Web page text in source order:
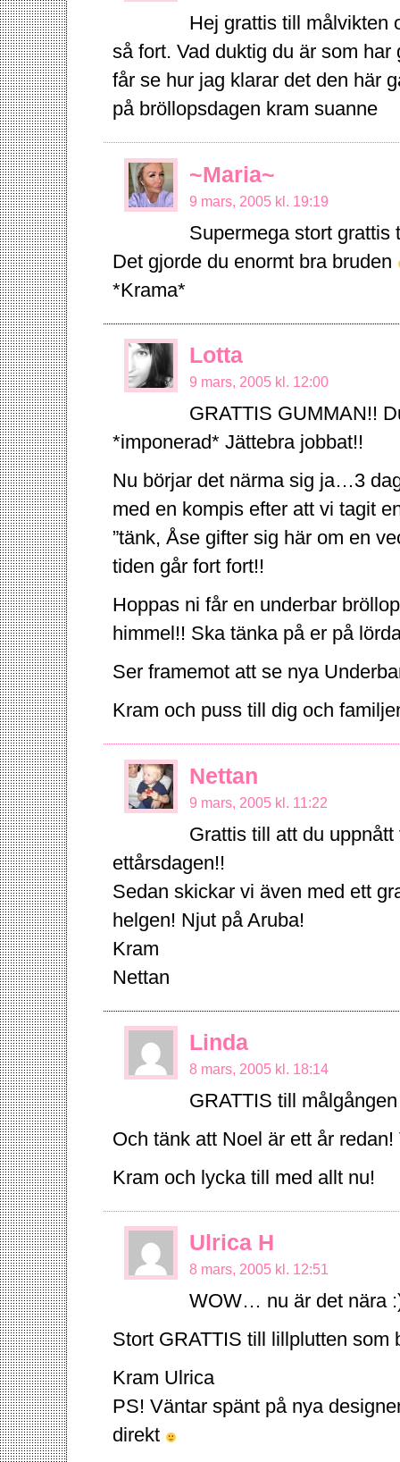
Hej grattis till målvikten
så fort. Vad duktig du är som
får se hur jag klarar det den här
på bröllopsdagen kram suanne
~Maria~
9 mars, 2005 kl. 19:19
Supermega stort grattis
Det gjorde du enormt bra bruden
*Krama*
Lotta
9 mars, 2005 kl. 12:00
GRATTIS GUMMAN!!
*imponerad* Jättebra jobbat!!
Nu börjar det närma sig ja…3
med en kompis efter att vi tagit
”tänk, Åse gifter sig här om en
tiden går fort fort!!
Hoppas ni får en underbar
himmel!! Ska tänka på er på
Ser framemot att se nya
Kram och puss till dig och
Nettan
9 mars, 2005 kl. 11:22
Grattis till att du
ettårsdagen!!
Sedan skickar vi även med ett
helgen! Njut på Aruba!
Kram
Nettan
Linda
8 mars, 2005 kl. 18:14
GRATTIS till
Och tänk att Noel är ett år
Kram och lycka till med allt nu!
Ulrica H
8 mars, 2005 kl. 12:51
WOW… nu är det nära
Stort GRATTIS till lillplutten
Kram Ulrica
PS! Väntar spänt på nya
direkt